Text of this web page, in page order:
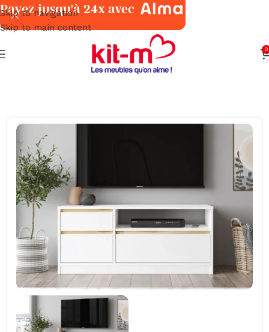
Skip to navigation
Skip to main content
0
Tables Salon & Meubles TV
Payez jusqu'à 24x avec